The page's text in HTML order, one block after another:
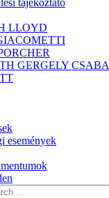
LLOYD
GERGELY CSABA
események